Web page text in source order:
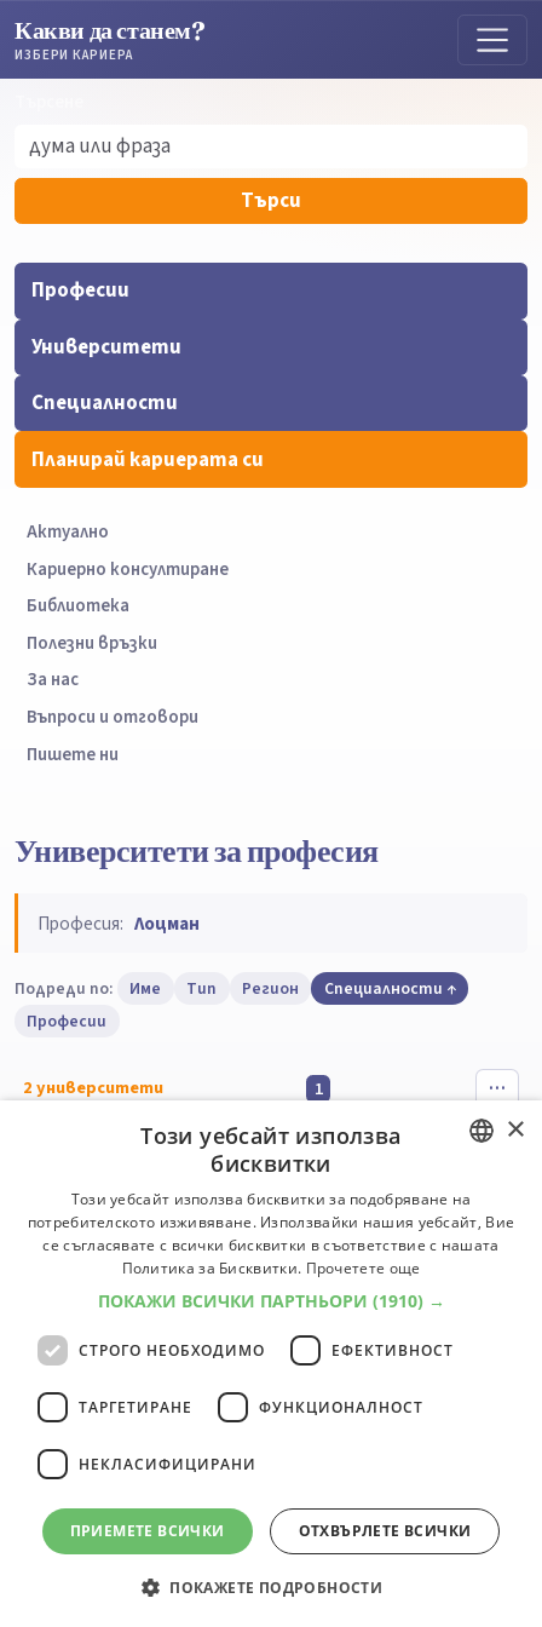
Какви да станем?
ИЗБЕРИ КАРИЕРА
Търси
Професии
Университети
Специалности
Планирай кариерата си
Актуално
Кариерно консултиране
Библиотека
Полезни връзки
За нас
Въпроси и отговори
Пишете ни
Университети за професия
Професия: Лоцман
Подреди по: Име Тип Регион
Специалности
Професии
2университети 1
Висше военноморско училище ”Никола
Йонков Вапцаров” - Варна
Тип:ВУЗРегион: ВарнаСпециалности:12Професии: 9
Специалности Професии
Технически университет - Варна
Тип: ВУЗ Регион:ВарнаСпециалности:52Професии: 18
Специалности
университети
© 2000-2026 ФБО. Всички права запазени.
BULGARIAN
ENGLISH
×
Този уебсайт използва
бисквитки
Този уебсайт използва бисквитки за подобряване на
потребителското изживяване. Използвайки нашия уебсайт, Вие
се съгласявате с всички бисквитки в съответствие с нашата
Политика за Бисквитки. Прочетете още
ПОКАЖИ ВСИЧКИ ПАРТНЬОРИ (1910) →
СТРОГО НЕОБХОДИМО ЕФЕКТИВНОСТ
ТАРГЕТИРАНЕ ФУНКЦИОНАЛНОСТ
НЕКЛАСИФИЦИРАНИ
ПРИЕМЕТЕ ВСИЧКИ ОТХВЪРЛЕТЕ ВСИЧКИ
ПОКАЖЕТЕ ПОДРОБНОСТИ